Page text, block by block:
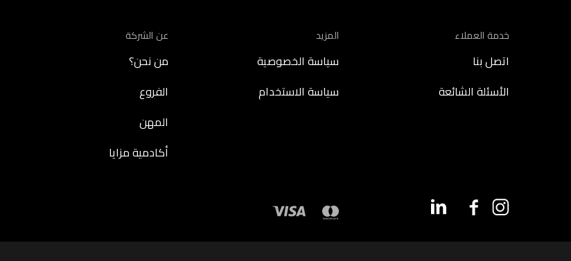
خدمة العملاء
اتصل بنا
الأسئلة الشائعة
المزيد
سياسة الخصوصية
سياسة الاستخدام
عن الشركة
من نحن؟
الفروع
المهن
أكادمية مزايا